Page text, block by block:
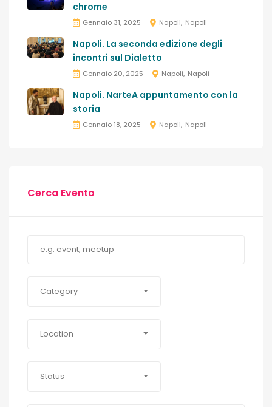
chrome
Gennaio 31, 2025 Napoli Napoli
Napoli. La seconda edizione degli
incontri sul Dialetto
Gennaio 20, 2025 Napoli Napoli
Napoli. NarteA appuntamento con la
storia
Gennaio 18, 2025 Napoli Napoli
Cerca Evento
Category
Location
Status